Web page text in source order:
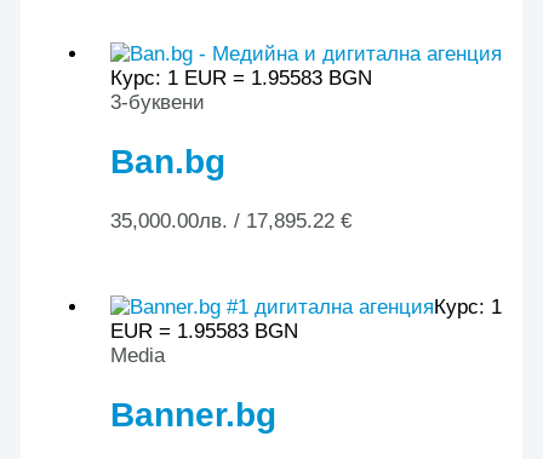
Курс: 1 EUR = 1.95583 BGN
3-буквени
Ban.bg
35,000.00лв. / 17,895.22 €
Курс: 1
EUR = 1.95583 BGN
Media
Banner.bg